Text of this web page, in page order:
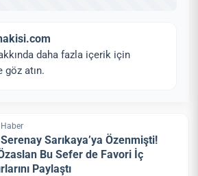
daha fazla içerik için
göz atın.
Sarıkaya’ya Özenmişti!
Bu Sefer de Favori İç
Paylaştı